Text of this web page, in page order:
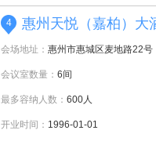
4 惠州天悦（嘉柏）大
会场地址： 惠州市惠城区麦地路22号
会议室数量： 6间
最多容纳人数： 600人
开业时间： 1996-01-01